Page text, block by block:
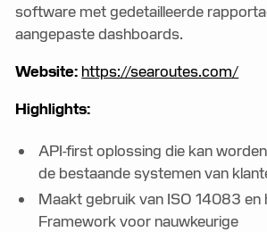
software met gedetailleerde
aangepaste dashboards.
Website: https://searoutes.com/
Highlights:
API-first oplossing die kan
de bestaande systemen van
Maakt gebruik van ISO 14083 en
Framework voor nauwkeurige